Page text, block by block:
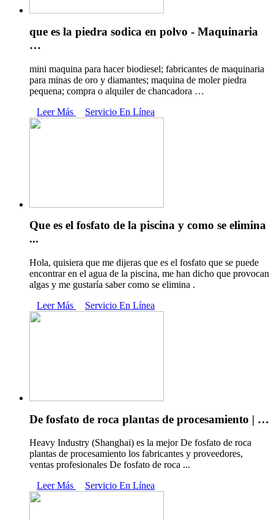
que es la piedra sodica en polvo - Maquinaria
…
mini maquina para hacer biodiesel; fabricantes de maquinaria
para minas de oro y diamantes; maquina de moler piedra
pequena; compra o alquiler de chancadora …
Leer Más
Servicio En Línea
Que es el fosfato de la piscina y como se elimina
...
Hola, quisiera que me dijeras que es el fosfato que se puede
encontrar en el agua de la piscina, me han dicho que provocan
algas y me gustaría saber como se elimina .
Leer Más
Servicio En Línea
De fosfato de roca plantas de procesamiento | …
Heavy Industry (Shanghai) es la mejor De fosfato de roca
plantas de procesamiento los fabricantes y proveedores,
ventas profesionales De fosfato de roca ...
Leer Más
Servicio En Línea